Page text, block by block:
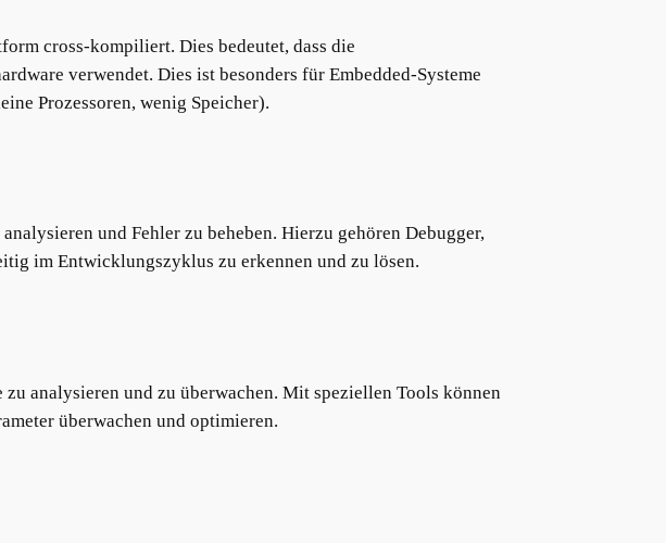
cross-kompiliert. Dies bedeutet, dass die
verwendet. Dies ist besonders für Embedded-Systeme
Prozessoren, wenig Speicher).
und Fehler zu beheben. Hierzu gehören Debugger,
im Entwicklungszyklus zu erkennen und zu lösen.
analysieren und zu überwachen. Mit speziellen Tools können
überwachen und optimieren.